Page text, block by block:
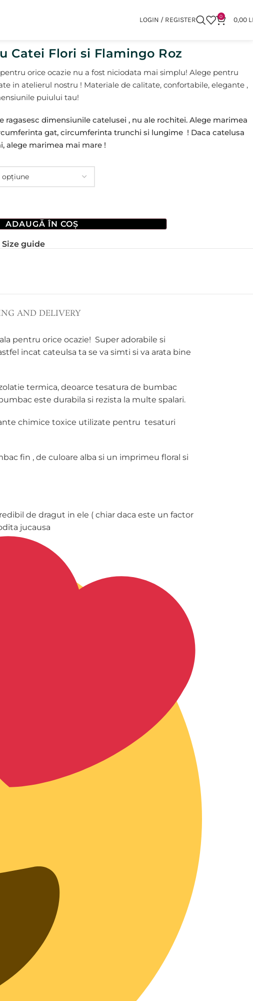
LOGIN / REGISTER 0 0,00
Catei Flori si Flamingo Roz
orice ocazie nu a fost niciodata mai simplu! Alege pentru
in atelierul nostru ! Materiale de calitate, confortabile, elegante ,
puiului tau!
ragasesc dimensiunile catelusei , nu ale rochitei. Alege marimea
gat, circumferinta trunchi si lungime ! Daca catelusa
alege marimea mai mare !
ADAUGĂ ÎN COȘ
Size guide
AND DELIVERY
pentru orice ocazie! Super adorabile si
incat cateulsa ta se va simti si va arata bine
termica, deoarce tesatura de bumbac
este durabila si rezista la multe spalari.
chimice toxice utilizate pentru tesaturi
fin , de culoare alba si un imprimeu floral si
de dragut in ele ( chiar daca este un factor
jucausa